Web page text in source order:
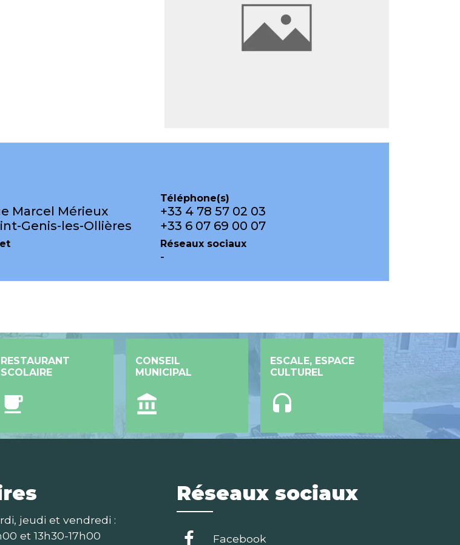
Marcel Mérieux
Genis-les-Ollières
Téléphone(s)
+33 4 78 57 02 03
+33 6 07 69 00 07
Réseaux sociaux
-
RESTAURANT
SCOLAIRE
local_cafe
CONSEIL
MUNICIPAL
account_balance
ESCALE, ESPACE
CULTUREL
headset
jeudi et vendredi :
et 13h30-17h00
Réseaux sociaux
Facebook